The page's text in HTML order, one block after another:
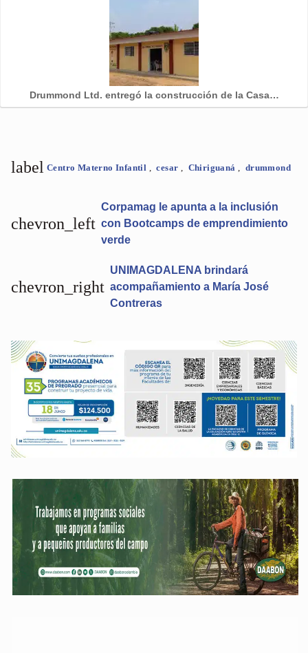
Drummond Ltd. entregó la construcción de la Casa…
label Centro Materno Infantil cesar Chiriguaná drummond
chevron_left
Corpamag le apunta a la inclusión
con Bootcamps de emprendimiento
verde
UNIMAGDALENA brindará
acompañamiento a María José
Contreras
chevron_right